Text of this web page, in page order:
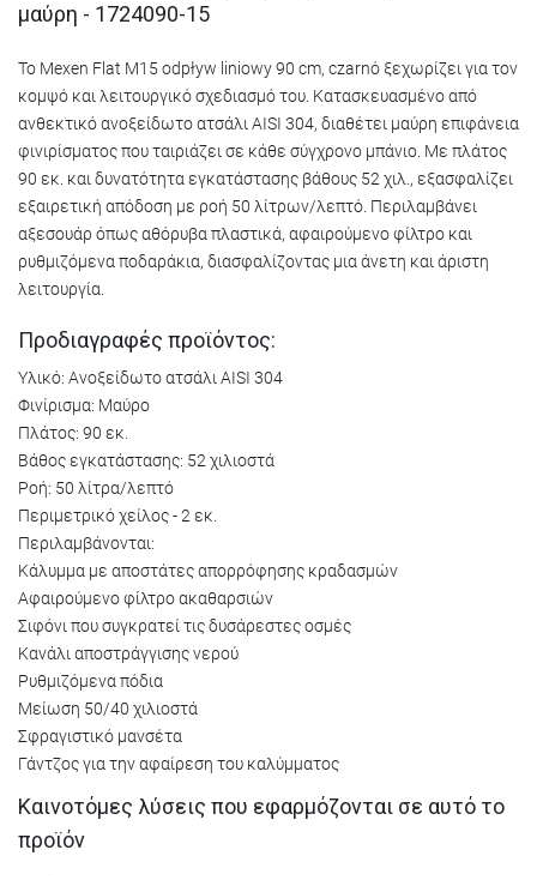
μαύρη - 1724090-15
Το Mexen Flat M15 odpływ liniowy 90 cm, czarnό ξεχωρίζει για τον
κομψό και λειτουργικό σχεδιασμό του. Κατασκευασμένο από
ανθεκτικό ανοξείδωτο ατσάλι AISI 304, διαθέτει μαύρη επιφάνεια
φινιρίσματος που ταιριάζει σε κάθε σύγχρονο μπάνιο. Με πλάτος
90 εκ. και δυνατότητα εγκατάστασης βάθους 52 χιλ., εξασφαλίζει
εξαιρετική απόδοση με ροή 50 λίτρων/λεπτό. Περιλαμβάνει
αξεσουάρ όπως αθόρυβα πλαστικά, αφαιρούμενο φίλτρο και
ρυθμιζόμενα ποδαράκια, διασφαλίζοντας μια άνετη και άριστη
λειτουργία.
Προδιαγραφές προϊόντος:
Υλικό: Ανοξείδωτο ατσάλι AISI 304
Φινίρισμα: Μαύρο
Πλάτος: 90 εκ.
Βάθος εγκατάστασης: 52 χιλιοστά
Ροή: 50 λίτρα/λεπτό
Περιμετρικό χείλος - 2 εκ.
Περιλαμβάνονται:
Κάλυμμα με αποστάτες απορρόφησης κραδασμών
Αφαιρούμενο φίλτρο ακαθαρσιών
Σιφόνι που συγκρατεί τις δυσάρεστες οσμές
Κανάλι αποστράγγισης νερού
Ρυθμιζόμενα πόδια
Μείωση 50/40 χιλιοστά
Σφραγιστικό μανσέτα
Γάντζος για την αφαίρεση του καλύμματος
Καινοτόμες λύσεις που εφαρμόζονται σε αυτό το
προϊόν